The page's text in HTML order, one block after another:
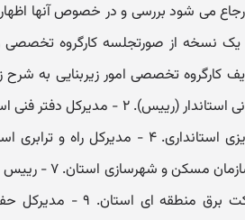
می شود بررسی و در خصوص آنها
نسخه از صورتجلسه کارگروه تخصصی را
۲۰ - اعضا و وظایف کارگروه تخصصی امور زیربنایی
شرکت مخابرات استان. ۶ -
اسلامی استان. ۸ - مدیرعامل شرکت